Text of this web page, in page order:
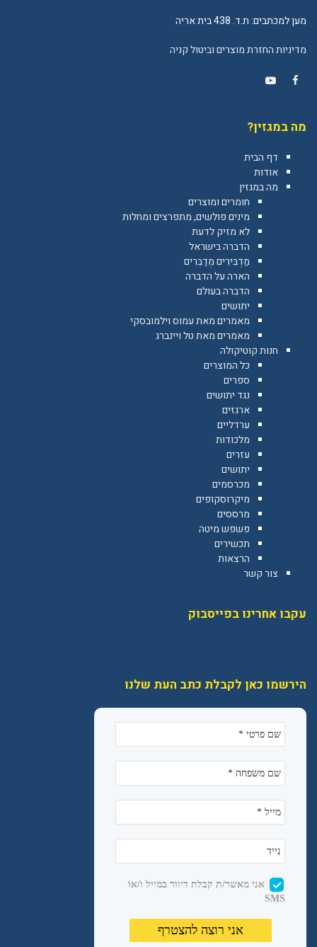
מען למכתבים: ת.ד. 438 בית אריה
מדיניות החזרת מוצרים וביטול קניה
מה במגזין?
דף הבית
אודות
מה במגזין
חומרים ומוצרים
מינים פולשים, מתפרצים ומחלות
לא מזיק לדעת
הדברה בישראל
מַדְבִּירִים מְדַבְּרִים
הארה על הדברה
הדברה בעולם
יתושים
מאמרים מאת עמוס וילמובסקי
מאמרים מאת טל ויינברג
חנות קוטיקולה
כל המוצרים
ספרים
נגד יתושים
ארגזים
ערדליים
מלכודות
עזרים
יתושים
מכרסמים
מיקרוסקופים
מרססים
פשפש מיטה
תכשירים
הרצאות
צור קשר
עקבו אחרינו בפייסבוק
הירשמו כאן לקבלת כתב העת שלנו